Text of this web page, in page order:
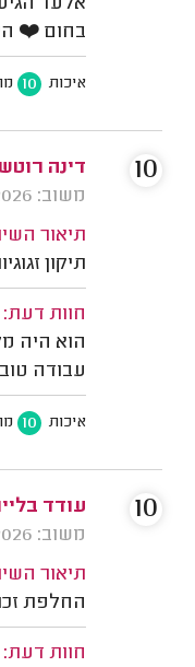
אלעד
בחום ❤️
איכות 10
דינה
משוב: 08/01/2026
תיאור
תיקון
חוות דעת:
הוא היה
עבודה
איכות 10
10
עודד
משוב: 05/01/2026
תיאור
החלפת
חוות דעת:
10